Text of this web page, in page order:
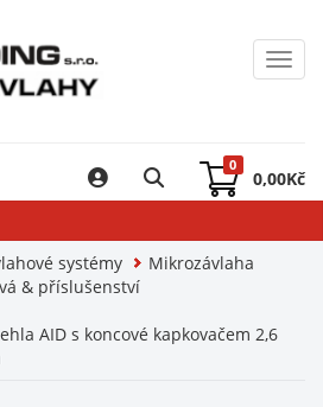
0
0,00Kč
systémy
Mikrozávlaha
& příslušenství
AID s koncové kapkovačem 2,6